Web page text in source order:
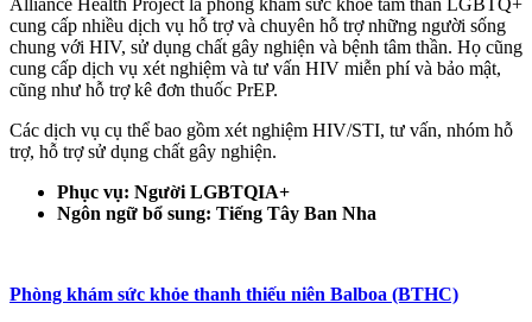
cung cấp nhiều dịch vụ hỗ trợ và chuyên hỗ trợ những người sống
chung với HIV, sử dụng chất gây nghiện và bệnh tâm thần. Họ cũng
cung cấp dịch vụ xét nghiệm và tư vấn HIV miễn phí và bảo mật,
cũng như hỗ trợ kê đơn thuốc PrEP.
Các dịch vụ cụ thể bao gồm xét nghiệm HIV/STI, tư vấn, nhóm hỗ
trợ, hỗ trợ sử dụng chất gây nghiện.
Phục vụ: Người LGBTQIA+
Ngôn ngữ bổ sung: Tiếng Tây Ban Nha
Phòng khám sức khỏe thanh thiếu niên Balboa (BTHC)